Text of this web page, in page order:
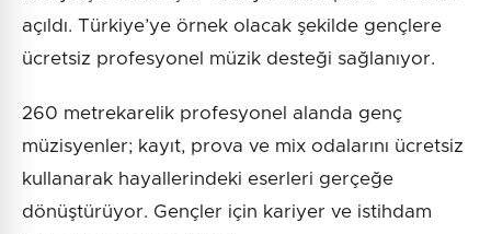
açıldı. Türkiye’ye örnek olacak şekilde gençlere
ücretsiz profesyonel müzik desteği sağlanıyor.
260 metrekarelik profesyonel alanda genç
müzisyenler; kayıt, prova ve mix odalarını ücretsiz
kullanarak hayallerindeki eserleri gerçeğe
dönüştürüyor. Gençler için kariyer ve istihdam